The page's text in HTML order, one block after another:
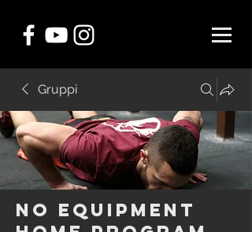
Gruppi
NO EQUIPMENT